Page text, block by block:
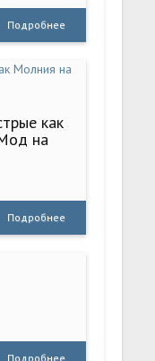
Подробнее
как
на
Подробнее
Подробнее